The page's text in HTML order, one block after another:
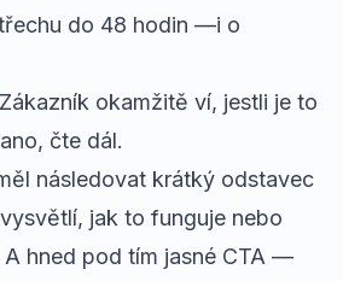
do 48 hodin —i o
okamžitě ví, jestli je to
čte dál.
následovat krátký odstavec
jak to funguje nebo
A hned pod tím jasné CTA —